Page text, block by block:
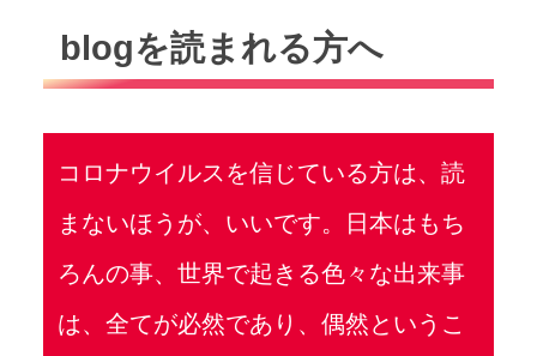
blogを読まれる方へ
コロナウイルスを信じている方は、読
まないほうが、いいです。日本はもち
ろんの事、世界で起きる色々な出来事
は、全てが必然であり、偶然というこ